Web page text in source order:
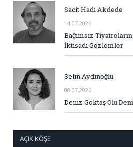
Sacit Hadi Akdede
14.07.2026
Bağımsız Tiyatroların
İktisadi Gözlemler
Selin Aydınoğlu
08.07.2026
Deniz Göktaş Ölü
AÇIK KÖŞE